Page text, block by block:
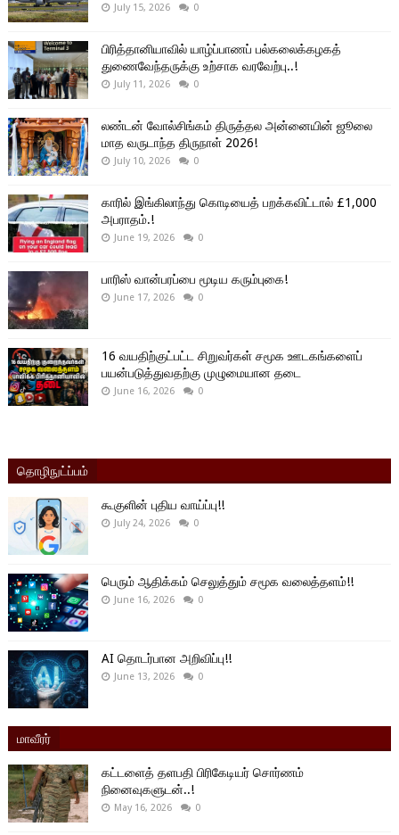
July 15, 2026 0
பிரித்தானியாவில் யாழ்ப்பாணப் பல்கலைக்கழகத்
துணைவேந்தருக்கு உற்சாக வரவேற்பு..!
July 11, 2026 0
லண்டன் வோல்சிங்கம் திருத்தல அன்னையின் ஜூலை
மாத வருடாந்த திருநாள் 2026!
July 10, 2026 0
காரில் இங்கிலாந்து கொடியைத் பறக்கவிட்டால் £1,000
அபராதம்.!
June 19, 2026 0
பாரிஸ் வான்பரப்பை மூடிய கரும்புகை!
June 17, 2026 0
16 வயதிற்குட்பட்ட சிறுவர்கள் சமூக ஊடகங்களைப்
பயன்படுத்துவதற்கு முழுமையான தடை
June 16, 2026 0
தொழிநுட்ப்பம்
கூகுளின் புதிய வாய்ப்பு!!
July 24, 2026 0
பெரும் ஆதிக்கம் செலுத்தும் சமூக வலைத்தளம்!!
June 16, 2026 0
AI தொடர்பான அறிவிப்பு!!
June 13, 2026 0
மாவீரர்
கட்டளைத் தளபதி பிரிகேடியர் சொர்ணம்
நினைவுகளுடன்..!
May 16, 2026 0